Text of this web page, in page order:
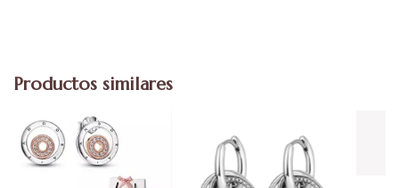
Productos similares